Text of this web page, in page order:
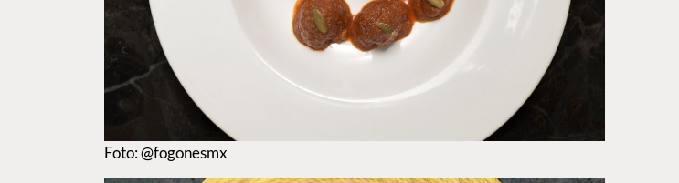
Foto: @fogonesmx